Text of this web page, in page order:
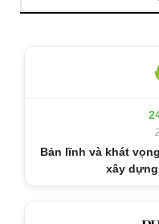
Bản lĩnh và khát
xây